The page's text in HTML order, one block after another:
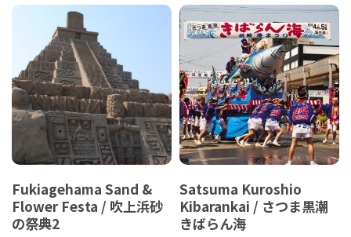
Fukiagehama Sand &
Flower Festa / 吹上浜砂
の祭典2
Satsuma Kuroshio
Kibarankai / さつま黒潮
きばらん海